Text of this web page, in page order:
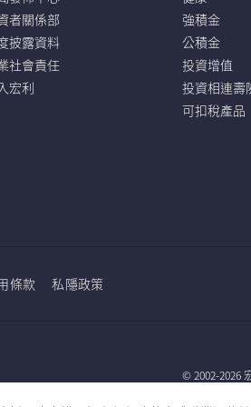
者關係部
披露資料
社會責任
宏利
強積金
公積金
投資增值
投資相連壽
可扣稅產品
條款 私隱政策
© 2002-2026